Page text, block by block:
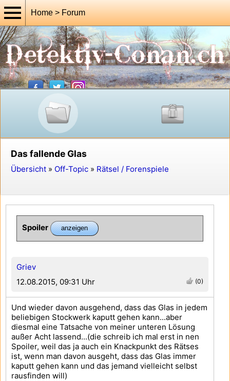
Home > Forum
Das fallende Glas
Übersicht » Off-Topic » Rätsel / Forenspiele
Griev
12.08.2015, 09:31 Uhr
(0)
Spoiler
Und wieder davon ausgehend, dass das Glas in jedem
beliebigen Stockwerk kaputt gehen kann...aber
diesmal eine Tatsache von meiner unteren Lösung
außer Acht lassend...(die schreib ich mal erst in nen
Spoiler, weil das ja auch ein Knackpunkt des Rätses
ist, wenn man davon ausgeht, dass das Glas immer
kaputt gehen kann und das jemand vielleicht selbst
rausfinden will)